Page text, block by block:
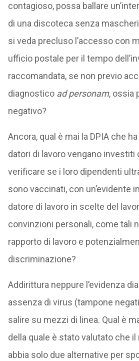
contagioso, possa ballare
di una discoteca senza
si veda precluso l’accesso con
ufficio postale per il tempo
raccomandata, se non previo
diagnostico ad personam, ossia
negativo?
Ancora, qual è mai la DPIA che
datori di lavoro vengano investiti
verificare se i loro dipendenti
sono vaccinati, con un’evidente
datore di lavoro in scelte del
convinzioni personali, come tali
rapporto di lavoro e
discriminazione?
Addirittura neppure l’evidenza
assenza di virus (tampone
salire su mezzi di linea. Qual è
della quale è stato valutato che
abbia solo due alternative per